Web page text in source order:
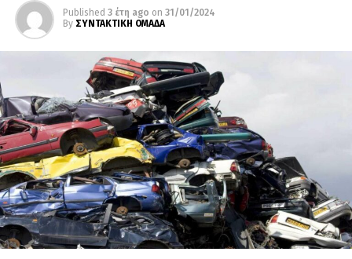
Published 3 έτη ago on 31/01/2024
By ΣΥΝΤΑΚΤΙΚΗ ΟΜΑΔΑ